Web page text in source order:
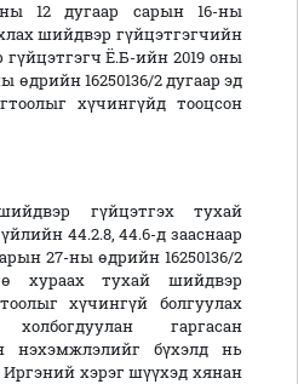
12 дугаар сарын 16-ны
шийдвэр гүйцэтгэгчийн
гүйцэтгэгч Ё.Б-ийн 2019 оны
өдрийн 16250136/2 дугаар эд
хүчингүйд тооцсон
гүйцэтгэх тухай
44.2.8, 44.6-д зааснаар
27-ны өдрийн 16250136/2
хураах тухай шийдвэр
хүчингүй болгуулах
гаргасан
нэхэмжлэлийг бүхэлд нь
Иргэний хэрэг шүүхэд хянан